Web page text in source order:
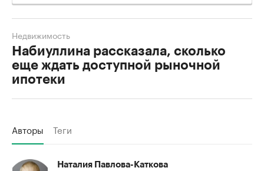
Набиуллина рассказала, сколько
еще ждать доступной рыночной
ипотеки
Недвижимость
Авторы Теги
Наталия Павлова-Каткова